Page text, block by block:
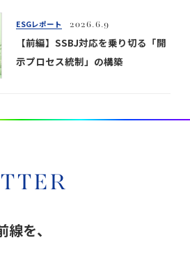
ESGレポート 2026.6.9
【前編】SSBJ対応を乗り切る「開
示プロセス統制」の構築
を、